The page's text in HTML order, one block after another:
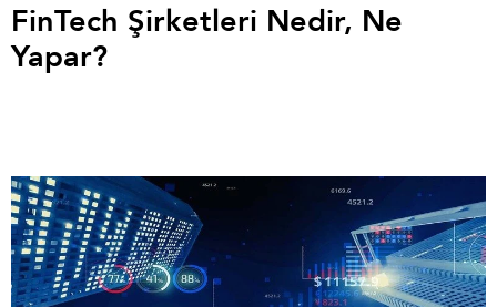
FinTech Şirketleri Nedir, Ne
Yapar?